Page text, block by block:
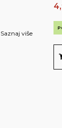
Saznaj više